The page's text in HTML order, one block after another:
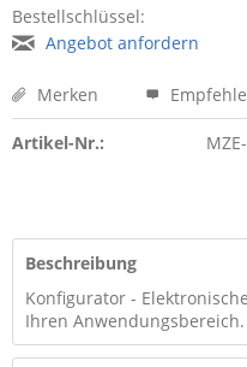
Bestellschlüssel:
Angebot anfordern
Merken
Artikel-Nr.:
Beschreibung
Konfigurator -
Ihren Anwendungsbereich.